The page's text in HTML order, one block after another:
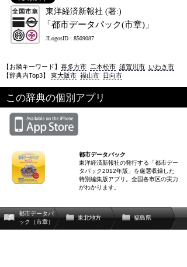
東洋経済新報社 (著:)
「都市データパック(市章)」
JLogosID : 8509087
【お隣キーワード】 喜多方市 二本松市 須賀川市 いわき市
【辞典内Top3】 東大阪市 福山市 日向市
この辞典の個別アプリ
都市データパック
東洋経済新報社の発行する「都市デー
タパック2012年版」を厳選収録した
特別編集版アプリ。全国各市区の実力
がわかります。
都市データパ
ック（市章）
東北地方 福島県